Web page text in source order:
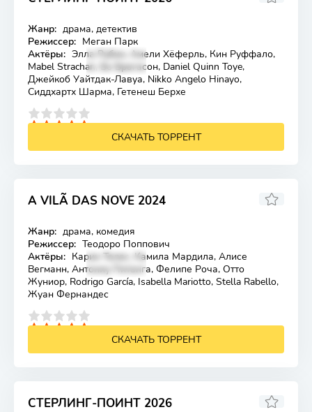
Лицензия
Жанр: драма, детектив
Режиссер: Меган Парк
Актёры: Элла Рубин, Амели Хёферль, Кин Руффало,
Mabel Strachan, Бо Брагасон, Daniel Quinn Toye,
Джейкоб Уайтдак-Лавуа, Nikko Angelo Hinayo,
Сиддхартх Шарма, Гетенеш Берхе
СКАЧАТЬ ТОРРЕНТ
A VILÃ DAS NOVE 2024
Лицензия
6.5
Жанр: драма, комедия
Режиссер: Теодоро Поппович
Актёры: Карин Телес, Камила Мардила, Алисе
Вегманн, Антониу Питанга, Фелипе Роча, Отто
Жуниор, Rodrigo García, Isabella Mariotto, Stella Rabello,
Жуан Фернандес
СКАЧАТЬ ТОРРЕНТ
СТЕРЛИНГ-ПОИНТ 2026